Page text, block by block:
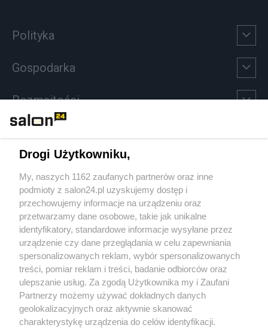
Polityka
Gospodarka
Rozmaitości
Sport
Społeczeństwo
Kultura
X Facebook Instagram Youtube
Drogi Użytkowniku,
My, naszych 1162 zaufanych partnerów oraz inne
podmioty z salon24.pl uzyskujemy dostęp i
przechowujemy informacje na urządzeniu oraz
przetwarzamy dane osobowe, takie jak unikalne
identyfikatory, standardowe informacje wysyłane przez
urządzenie czy dane przeglądania w celu zapewniania
spersonalizowanych reklam, wybór spersonalizowanych
treści, pomiar reklam i treści, badanie odbiorców oraz
ulepszanie usług. Za zgodą Użytkownika my i Zaufani
Partnerzy możemy używać dokładnych danych
geolokalizacyjnych oraz aktywnie skanować
charakterystykę urządzenia do celów identyfikacji.